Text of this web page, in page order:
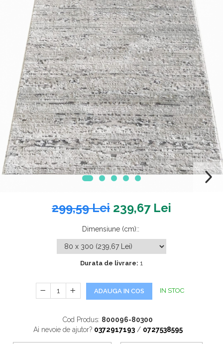
299,59 Lei 239,67 Lei
Dimensiune (cm)::
Durata de livrare: 1
ADAUGA IN COS IN STOC
Cod Produs: 800096-80300
Ai nevoie de ajutor? 0372917193 / 0727538595